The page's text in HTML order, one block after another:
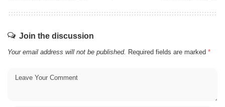
Join the discussion
Your email address will not be published. Required fields are marked *